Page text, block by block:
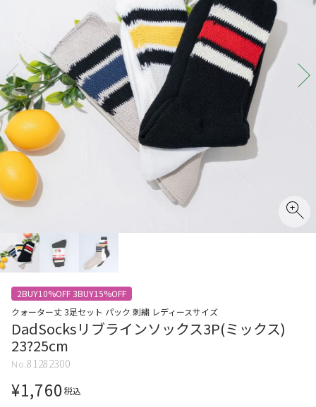
ルームウェア
アンダーウェアMEN
アンダーウェアWOMEN
帽子
ソックス
バッグ
ファッショングッズ
レイングッズ
ソックス
バッグ
ファッショングッズ
レイングッズ
ルームウェア
アンダーウェア
帽子
ソックス
バッグ
ファッショングッズ
レイングッズ
ルームウェア
アンダーウェア
帽子
ソックス
バッグ
ファッショングッズ
レイングッズ
2BUY10%OFF 3BUY15%OFF
クォーター丈 3足セット パック 刺繍 レディースサイズ
DadSocksリブラインソックス3P(ミックス)
23?25cm
81282300
¥1,760 税込